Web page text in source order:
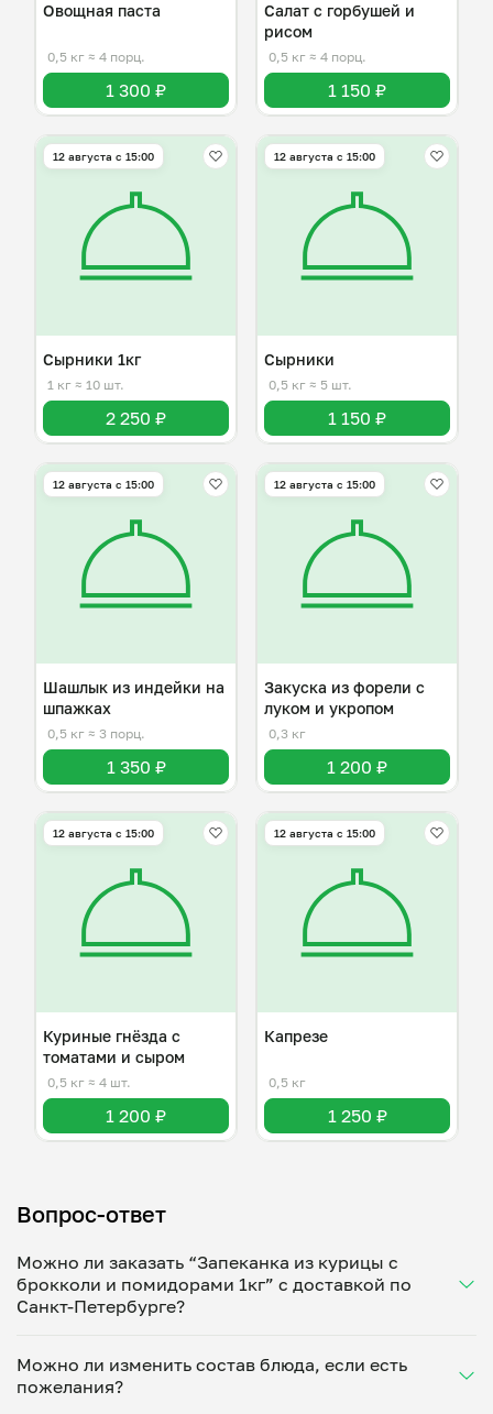
Овощная паста
0,5 кг ≈ 4 порц.
1 300 ₽
Салат с горбушей и
рисом
0,5 кг ≈ 4 порц.
1 150 ₽
12 августа с 15:00
Сырники 1кг
1 кг ≈ 10 шт.
2 250 ₽
12 августа с 15:00
Сырники
0,5 кг ≈ 5 шт.
1 150 ₽
12 августа с 15:00
Шашлык из индейки на
шпажках
0,5 кг ≈ 3 порц.
1 350 ₽
12 августа с 15:00
Закуска из форели с
луком и укропом
0,3 кг
1 200 ₽
12 августа с 15:00
Куриные гнёзда с
томатами и сыром
0,5 кг ≈ 4 шт.
1 200 ₽
12 августа с 15:00
Капрезе
0,5 кг
1 250 ₽
Вопрос-ответ
Можно ли заказать “Запеканка из курицы с
брокколи и помидорами 1кг” с доставкой по
Санкт-Петербурге?
Укажите удобное время — и получите свежее
домашнее блюдо в большой порции прямо с плиты.
Можно ли изменить состав блюда, если есть
пожелания?